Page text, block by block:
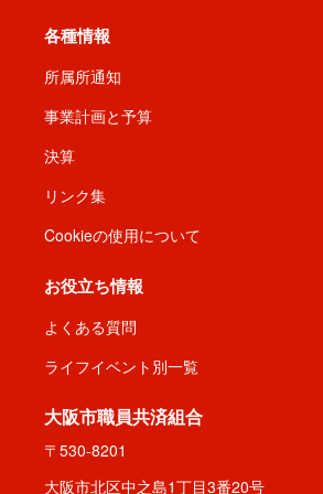
各種情報
所属所通知
事業計画と予算
決算
リンク集
Cookieの使用について
お役立ち情報
よくある質問
ライフイベント別一覧
大阪市職員共済組合
〒530-8201
大阪市北区中之島1丁目3番20号